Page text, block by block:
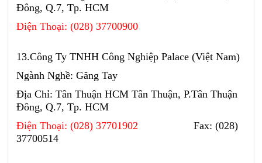
Đông, Q.7, Tp. HCM
Điện Thoại: (028) 37700900
13.Công Ty TNHH Công Nghiệp Palace (Việt Nam)
Ngành Nghề: Găng Tay
Địa Chỉ: Tân Thuận HCM Tân Thuận, P.Tân Thuận
Đông, Q.7, Tp. HCM
Điện Thoại: (028) 37701902 Fax: (028)
37700514